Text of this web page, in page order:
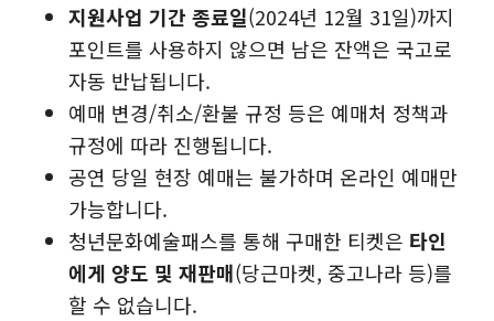
지원사업 기간 종료일(2024년 12월 31일)까지
포인트를 사용하지 않으면 남은 잔액은 국고로
자동 반납됩니다.
예매 변경/취소/환불 규정 등은 예매처 정책과
규정에 따라 진행됩니다.
공연 당일 현장 예매는 불가하며 온라인 예매만
가능합니다.
청년문화예술패스를 통해 구매한 티켓은 타인
에게 양도 및 재판매(당근마켓, 중고나라 등)를
할 수 없습니다.